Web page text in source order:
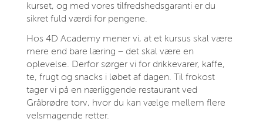
kurset, og med vores tilfredshedsgaranti er du
sikret fuld værdi for pengene.
Hos 4D Academy mener vi, at et kursus skal være
mere end bare læring – det skal være en
oplevelse. Derfor sørger vi for drikkevarer, kaffe,
te, frugt og snacks i løbet af dagen. Til frokost
tager vi på en nærliggende restaurant ved
Gråbrødre torv, hvor du kan vælge mellem flere
velsmagende retter.